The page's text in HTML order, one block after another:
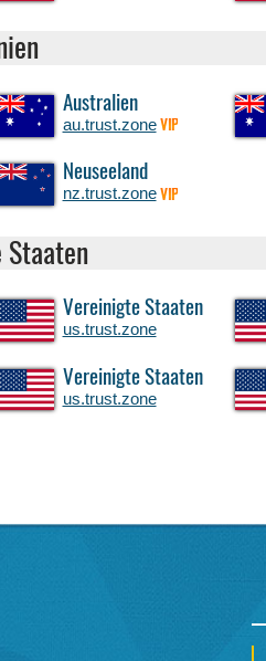
Australien
au.trust.zone VIP
Neuseeland
nz.trust.zone VIP
Staaten
Vereinigte Staaten
us.trust.zone
Vereinigte Staaten
us.trust.zone